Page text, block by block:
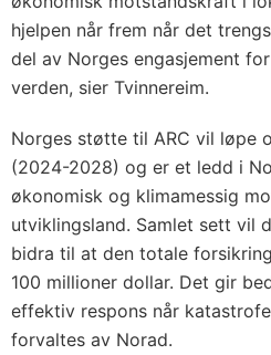
hjelpen når frem når det
del av Norges engasjement
verden, sier Tvinnereim.
Norges støtte til ARC vil løpe
(2024-2028) og er et ledd i
økonomisk og klimamessig
utviklingsland. Samlet sett vil
bidra til at den totale
100 millioner dollar. Det gir
effektiv respons når
forvaltes av Norad.